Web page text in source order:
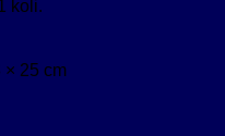
koli.
× 25 cm